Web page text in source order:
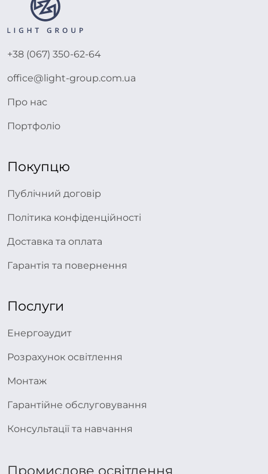
+38 (067) 350-62-64
office@light-group.com.ua
Про нас
Портфоліо
Покупцю
Публічний договір
Політика конфіденційності
Доставка та оплата
Гарантія та повернення
Послуги
Енергоаудит
Розрахунок освітлення
Монтаж
Гарантійне обслуговування
Консультації та навчання